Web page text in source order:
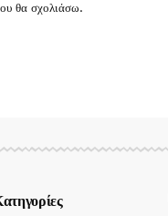
θα σχολιάσω.